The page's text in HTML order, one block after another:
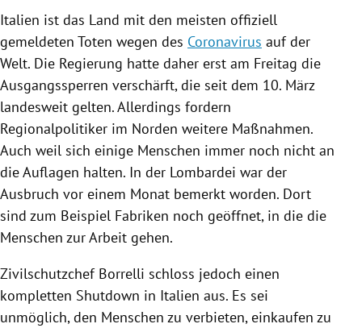
Italien ist das Land mit den meisten offiziell
gemeldeten Toten wegen des Coronavirus auf der
Welt. Die Regierung hatte daher erst am Freitag die
Ausgangssperren verschärft, die seit dem 10. März
landesweit gelten. Allerdings fordern
Regionalpolitiker im Norden weitere Maßnahmen.
Auch weil sich einige Menschen immer noch nicht an
die Auflagen halten. In der Lombardei war der
Ausbruch vor einem Monat bemerkt worden. Dort
sind zum Beispiel Fabriken noch geöffnet, in die die
Menschen zur Arbeit gehen.
Zivilschutzchef Borrelli schloss jedoch einen
kompletten Shutdown in Italien aus. Es sei
unmöglich, den Menschen zu verbieten, einkaufen zu